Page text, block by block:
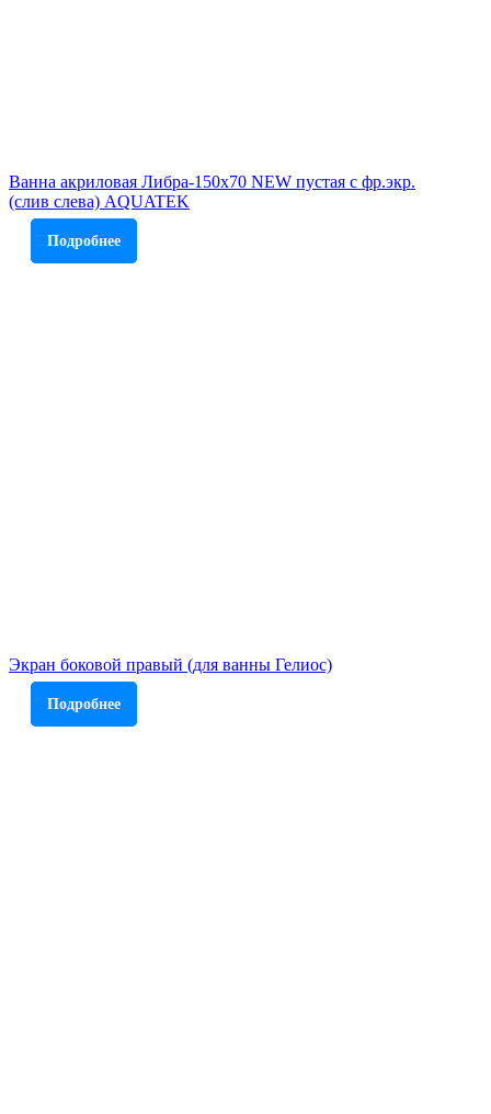
Ванна акриловая Либра-150х70 NEW пустая с фр.экр.
(слив слева) AQUATEK
Подробнее
Экран боковой правый (для ванны Гелиос)
Подробнее